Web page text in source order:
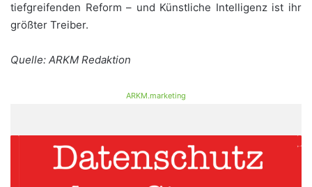
tiefgreifenden Reform – und Künstliche Intelligenz ist ihr
größter Treiber.
Quelle: ARKM Redaktion
ARKM.marketing